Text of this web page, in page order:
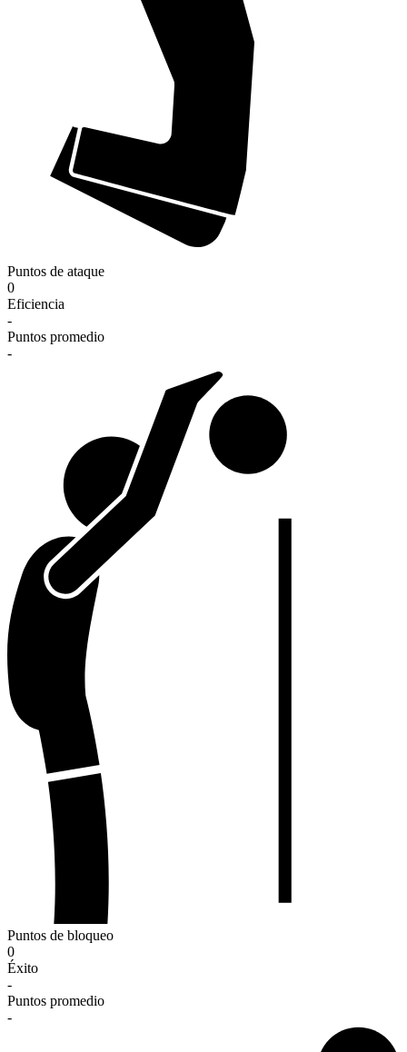
Puntos de ataque
0
Eficiencia
-
Puntos promedio
-
Puntos de bloqueo
0
Éxito
-
Puntos promedio
-